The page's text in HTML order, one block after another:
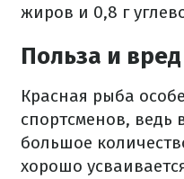
жиров и 0,8 г
Польза и
Красная рыба
спортсменов, ведь
большое
хорошо